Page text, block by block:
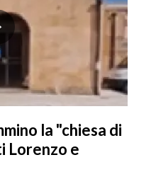
la "chiesa di
Lorenzo e